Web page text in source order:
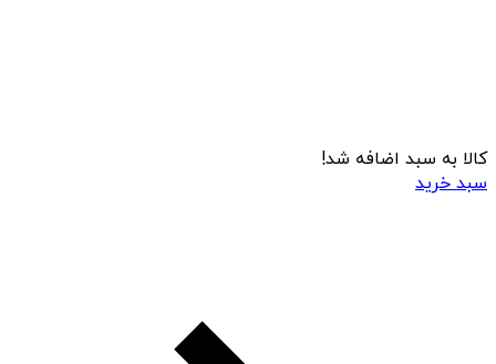
کالا به سبد اضافه شد!
سبد خرید